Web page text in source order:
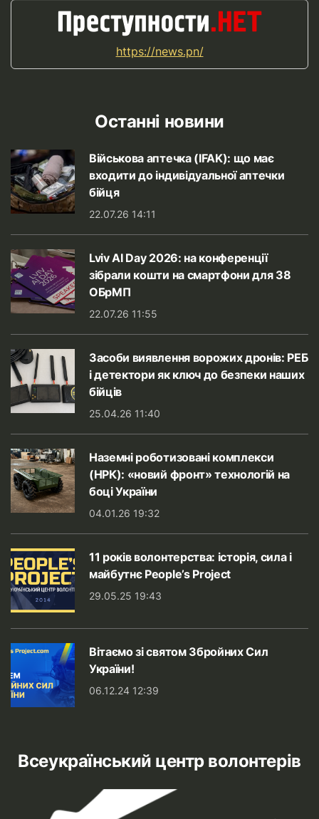
https://news.pn/
Останні новини
Військова аптечка (IFAK): що має
входити до індивідуальної аптечки
бійця
22.07.26 14:11
Lviv AI Day 2026: на конференції
зібрали кошти на смартфони для 38
ОБрМП
22.07.26 11:55
Засоби виявлення ворожих дронів: РЕБ
і детектори як ключ до безпеки наших
бійців
25.04.26 11:40
Наземні роботизовані комплекси
(НРК): «новий фронт» технологій на
боці України
04.01.26 19:32
11 років волонтерства: історія, сила і
майбутнє People’s Project
29.05.25 19:43
Вітаємо зі святом Збройних Сил
України!
06.12.24 12:39
Всеукраїнський центр волонтерів